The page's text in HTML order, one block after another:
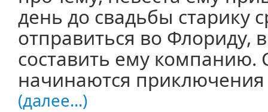
день до свадьбы старику
отправиться во Флориду,
составить ему компанию.
начинаются
(далее...)